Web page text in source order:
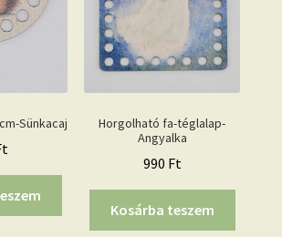
Sünkacaj
Horgolható fa-téglalap-
Angyalka
990 Ft
Kosárba teszem